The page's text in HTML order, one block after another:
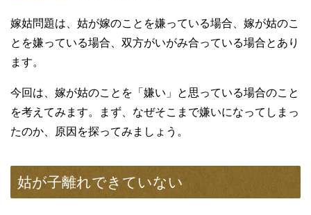
嫁姑問題は、姑が嫁のことを嫌っている場合、嫁が姑のこ
とを嫌っている場合、双方がいがみ合っている場合とあり
ます。
今回は、嫁が姑のことを「嫌い」と思っている場合のこと
を考えてみます。まず、なぜそこまで嫌いになってしまっ
たのか、原因を探ってみましょう。
姑が子離れできていない